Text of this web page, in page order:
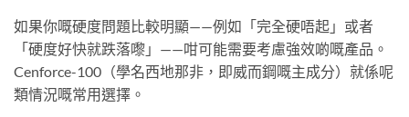
如果你嘅硬度問題比較明顯——例如「完全硬唔起」或者
「硬度好快就跌落嚟」——咁可能需要考慮強效啲嘅產品。
Cenforce-100（學名西地那非，即威而鋼嘅主成分）就係呢
類情況嘅常用選擇。